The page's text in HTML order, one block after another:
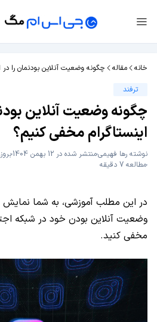
خانه مقاله
چگونه وضعیت آنلاین بودنمان را در
ترفند
چگونه وضعیت آنلاین
اینستاگرام مخفی کنیم؟
نوشته رها فهیمیمنتشر شده در 12 بهمن 1404
مطالعه 7 دقیقه
در این مطلب آموزشی، به شما
وضعیت آنلاین بودن خود در شبکه
مخفی کنید.